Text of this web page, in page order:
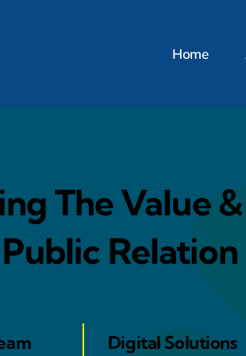
Home
The Value
Public
Digital Solutions